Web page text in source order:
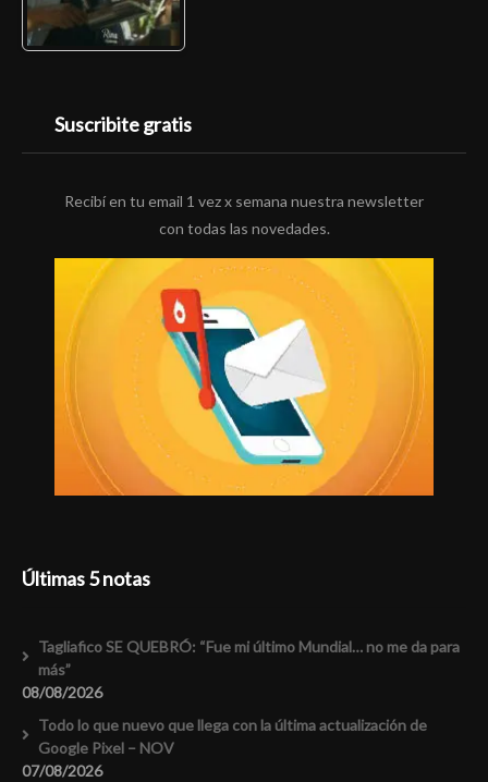
Suscribite gratis
Recibí en tu email 1 vez x semana nuestra newsletter
con todas las novedades.
Últimas 5 notas
Tagliafico SE QUEBRÓ: “Fue mi último Mundial… no me da para
más”
08/08/2026
Todo lo que nuevo que llega con la última actualización de
Google Pixel – NOV
07/08/2026